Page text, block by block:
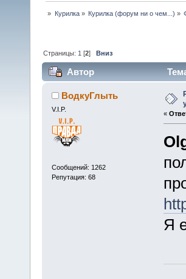
» Курилка» Курилка (форум ни о чем...) »
Страницы: 1 [2]Вниз
Автор
ВодкуГлыть
V.I.P.
Сообщений: 1262
Репутация: 68
«
Я